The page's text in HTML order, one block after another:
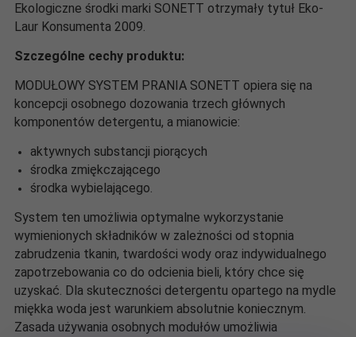
Ekologiczne środki marki SONETT otrzymały tytuł Eko-
Laur Konsumenta 2009.
Szczególne cechy produktu:
MODUŁOWY SYSTEM PRANIA SONETT opiera się na
koncepcji osobnego dozowania trzech głównych
komponentów detergentu, a mianowicie:
aktywnych substancji piorących
środka zmiękczającego
środka wybielającego.
System ten umożliwia optymalne wykorzystanie
wymienionych składników w zależności od stopnia
zabrudzenia tkanin, twardości wody oraz indywidualnego
zapotrzebowania co do odcienia bieli, który chce się
uzyskać. Dla skuteczności detergentu opartego na mydle
miękka woda jest warunkiem absolutnie koniecznym.
Zasada używania osobnych modułów umożliwia